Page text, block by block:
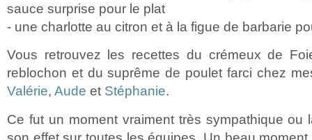
sauce surprise pour le plat
- une charlotte au citron et à la figue de barbarie
Vous retrouvez les recettes du crémeux de
reblochon et du suprême de poulet farci chez
Valérie, Aude et Stéphanie.
Ce fut un moment vraiment très sympathique ou